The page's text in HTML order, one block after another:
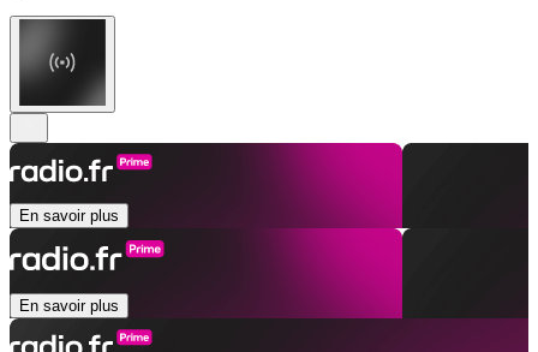
En savoir plus
En savoir plus